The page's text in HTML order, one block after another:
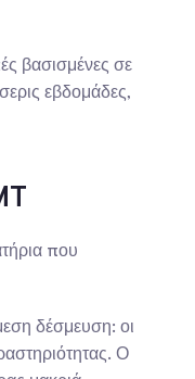
βασισμένες σε
εβδομάδες,
που
δέσμευση: οι
Ο